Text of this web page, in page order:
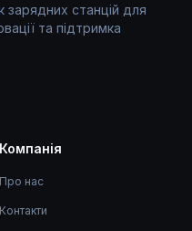
зарядних станцій для
та підтримка
Компанія
Про нас
Контакти